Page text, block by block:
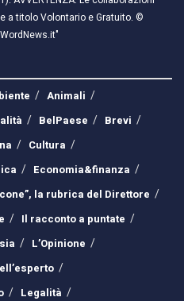
a titolo Volontario e Gratuito. ©
Animali
BelPaese
Brevi
Cultura
Economia&finanza
la rubrica del Direttore
Il racconto a puntate
L’Opinione
Legalità